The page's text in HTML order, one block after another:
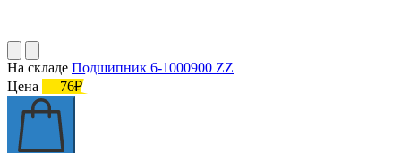
На складе Подшипник 6-1000900 ZZ
Цена
76₽